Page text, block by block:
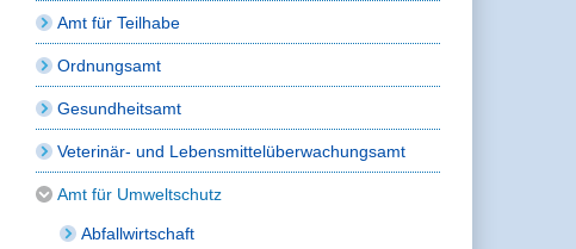
Amt für Teilhabe
Ordnungsamt
Gesundheitsamt
Veterinär- und Lebensmittelüberwachungsamt
Amt für Umweltschutz
Abfallwirtschaft